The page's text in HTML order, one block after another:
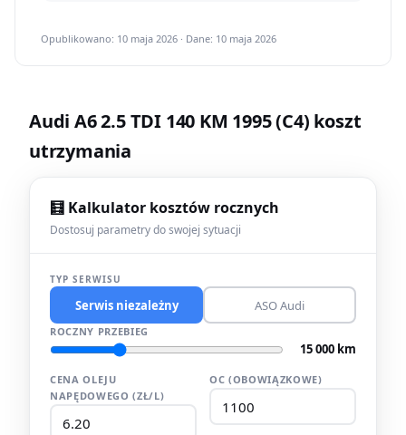
Opublikowano: 10 maja 2026 · Dane: 10 maja 2026
Audi A6 2.5 TDI 140 KM 1995 (C4) koszt
utrzymania
🧮 Kalkulator kosztów rocznych
Dostosuj parametry do swojej sytuacji
TYP SERWISU
Serwis niezależny ASO Audi
ROCZNY PRZEBIEG
15 000 km
CENA OLEJU
NAPĘDOWEGO (ZŁ/L)
OC (OBOWIĄZKOWE)